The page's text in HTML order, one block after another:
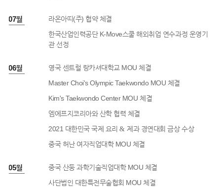
07월
라온아띠(주) 협약 체결
한국산업인력공단 K-Move스쿨 해외취업 연수과정 운영기
관 선정
06월
영국 센트럴 랑카셔대학교 MOU 체결
Master Choi's Olympic Taekwondo MOU 체결
Kim's Taekwondo Center MOU 체결
엠에프지코리아와 산학 협력 체결
2021 대한민국 국제 요리&제과 경연대회 금상 수상
중국 허난 여자직업대학 MOU 체결
05월
중국 산둥 과학기술직업대학 MOU 체결
사단법인 대한특전무술협회 MOU 체결